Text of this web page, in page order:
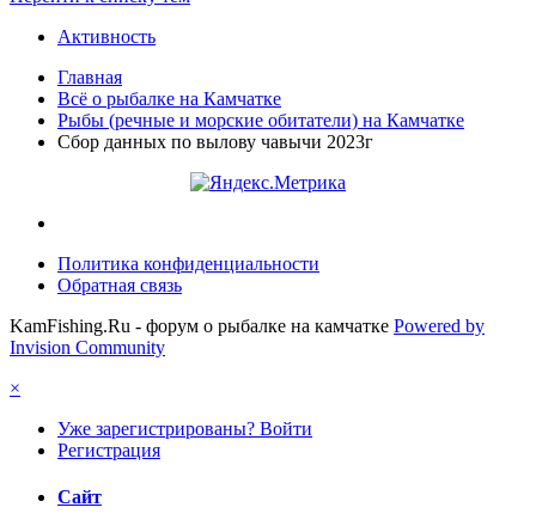
Активность
Главная
Всё о рыбалке на Камчатке
Рыбы (речные и морские обитатели) на Камчатке
Сбор данных по вылову чавычи 2023г
Политика конфиденциальности
Обратная связь
KamFishing.Ru - форум о рыбалке на камчатке Powered by
Invision Community
×
Уже зарегистрированы? Войти
Регистрация
Сайт